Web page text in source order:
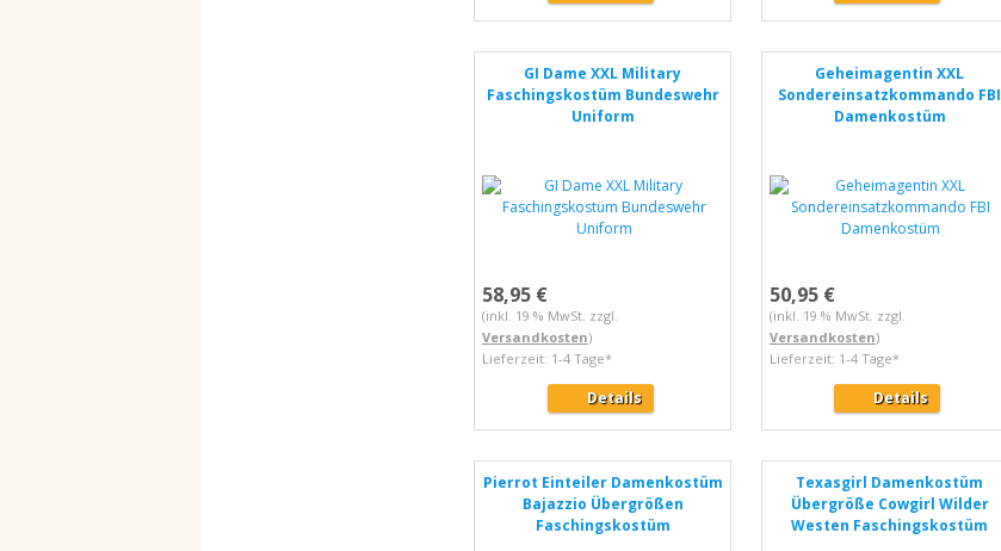
GI Dame XXL Military
Faschingskostüm Bundeswehr
Uniform
58,95 €
(inkl. 19 % MwSt. zzgl.
Versandkosten)
Lieferzeit: 1-4 Tage*
Details
Geheimagentin XXL
Sondereinsatzkommando FBI
Damenkostüm
50,95 €
(inkl. 19 % MwSt. zzgl.
Versandkosten)
Lieferzeit: 1-4 Tage*
Details
Pierrot Einteiler Damenkostüm
Bajazzio Übergrößen
Faschingskostüm
Texasgirl Damenkostüm
Übergröße Cowgirl Wilder
Westen Faschingskostüm